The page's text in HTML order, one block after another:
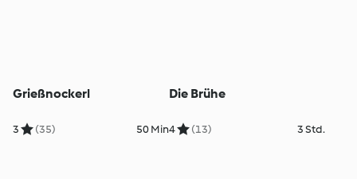
Grießnockerl
3 (35) 50 Min
Die Brühe
4 (13) 3 Std.